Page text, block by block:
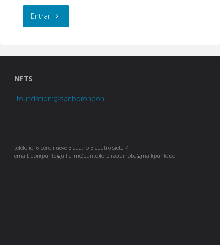
Entrar"«Rojo
NFTS
"foundation:@sanborondon"
teléfono: 6 cero nueve 3 cuatro 3 cuatro siete 7
email: don(punto)guillermo(punto)lorenzo(arroba)gmail(punto)com